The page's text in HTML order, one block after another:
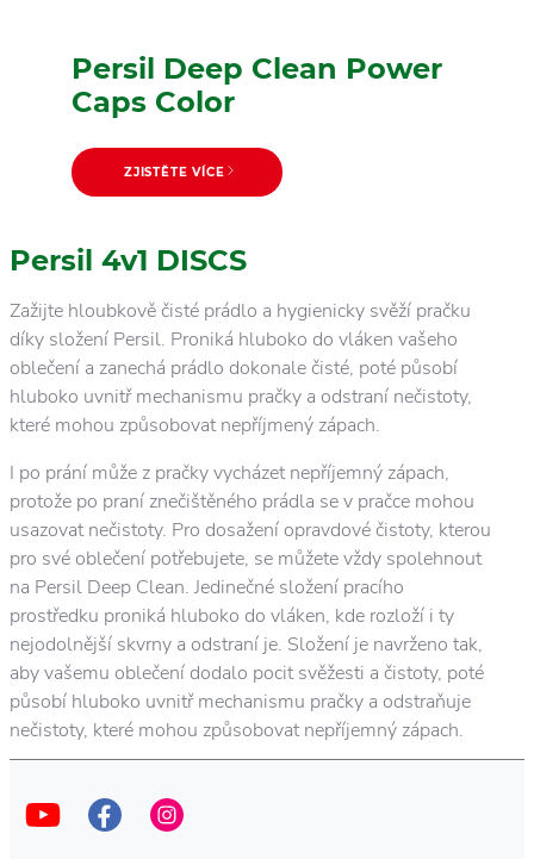
Persil Deep Clean Power
Caps Color
ZJISTĚTE VÍCE
Persil 4v1 DISCS
Zažijte hloubkově čisté prádlo a hygienicky svěží pračku
díky složení Persil. Proniká hluboko do vláken vašeho
oblečení a zanechá prádlo dokonale čisté, poté působí
hluboko uvnitř mechanismu pračky a odstraní nečistoty,
které mohou způsobovat nepříjmený zápach.
I po prání může z pračky vycházet nepříjemný zápach,
protože po praní znečištěného prádla se v pračce mohou
usazovat nečistoty. Pro dosažení opravdové čistoty, kterou
pro své oblečení potřebujete, se můžete vždy spolehnout
na Persil Deep Clean. Jedinečné složení pracího
prostředku proniká hluboko do vláken, kde rozloží i ty
nejodolnější skvrny a odstraní je. Složení je navrženo tak,
aby vašemu oblečení dodalo pocit svěžesti a čistoty, poté
působí hluboko uvnitř mechanismu pračky a odstraňuje
nečistoty, které mohou způsobovat nepříjemný zápach.